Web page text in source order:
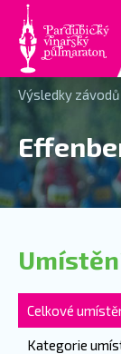
Výsledky závodů
Celkové
Kategorie